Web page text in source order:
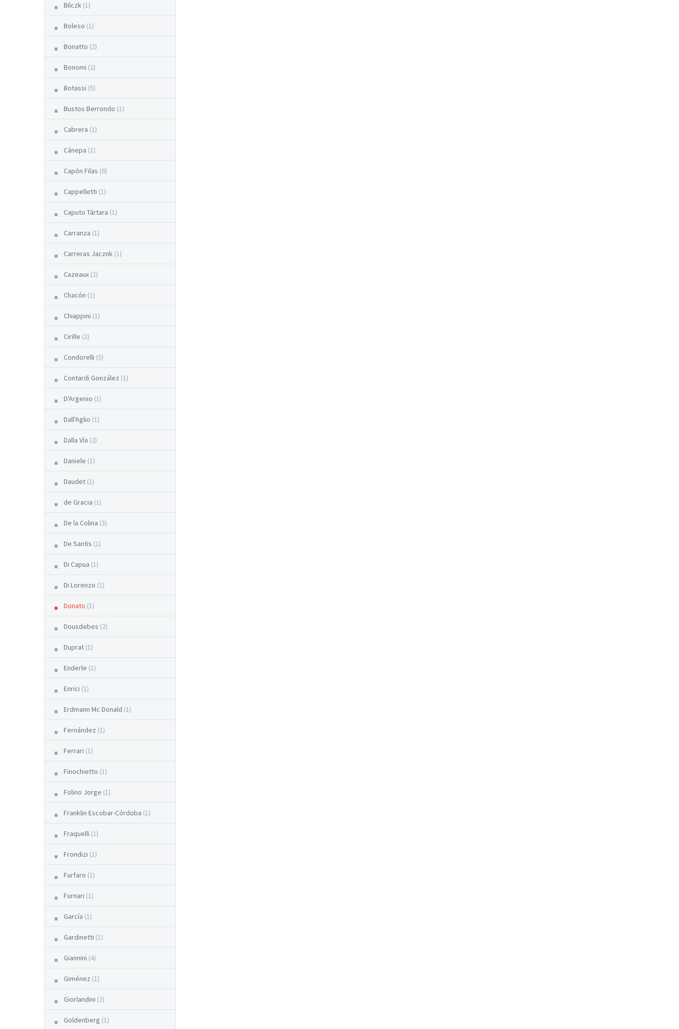
Bilczk (1)
Boleso (1)
Bonatto (2)
Bonomi (2)
Botassi (5)
Bustos Berrondo (1)
Cabrera (1)
Cánepa (1)
Capón Filas (6)
Cappelletti (1)
Caputo Tártara (1)
Carranza (1)
Carreras Jacznk (1)
Cazeaux (2)
Chacón (1)
Chiappini (1)
Cirille (2)
Condorelli (5)
Contardi González (1)
D'Argenio (1)
Dall'Aglio (1)
Dalla Vía (2)
Daniele (1)
Daudet (1)
de Gracia (1)
De la Colina (3)
De Santis (1)
Di Capua (1)
Di Lorenzo (1)
Donato (1)
Dousdebes (2)
Duprat (1)
Enderle (1)
Enrici (1)
Erdmann Mc Donald (1)
Fernández (1)
Ferrari (1)
Finochietto (1)
Folino Jorge (1)
Franklin Escobar-Córdoba (1)
Fraquelli (1)
Frondizi (1)
Furfaro (1)
Furnari (1)
García (1)
Gardinetti (1)
Giannini (4)
Giménez (1)
Giorlandini (2)
Goldenberg (1)